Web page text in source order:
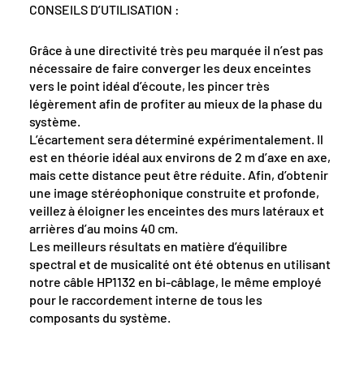
CONSEILS D’UTILISATION :
Grâce à une directivité très peu marquée il n’est pas
nécessaire de faire converger les deux enceintes
vers le point idéal d’écoute, les pincer très
légèrement afin de profiter au mieux de la phase du
système.
L’écartement sera déterminé expérimentalement. Il
est en théorie idéal aux environs de 2 m d’axe en axe,
mais cette distance peut être réduite. Afin, d’obtenir
une image stéréophonique construite et profonde,
veillez à éloigner les enceintes des murs latéraux et
arrières d’au moins 40 cm.
Les meilleurs résultats en matière d’équilibre
spectral et de musicalité ont été obtenus en utilisant
notre câble HP1132 en bi-câblage, le même employé
pour le raccordement interne de tous les
composants du système.